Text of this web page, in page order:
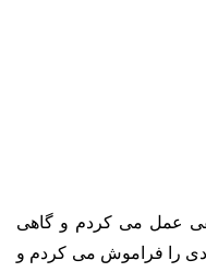
عمل می کردم و گاهی
را فراموش می کردم و